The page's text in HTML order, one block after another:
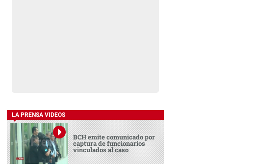
LA PRENSA VIDEOS
BCH emite comunicado por
captura de funcionarios
vinculados al caso